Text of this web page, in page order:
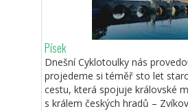
Písek
Dnešní Cyklotoulky nás
projedeme si téměř sto let
cestu, která spojuje královské
s králem českých hradů –